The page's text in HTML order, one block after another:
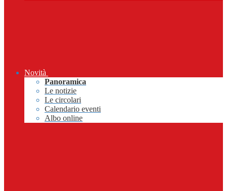
Novità
Panoramica
Le notizie
Le circolari
Calendario eventi
Albo online